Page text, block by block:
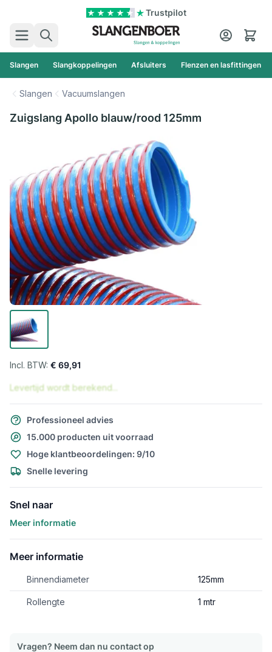
Trustpilot
Zoek
Cart
Slangen Slangkoppelingen Afsluiters Flenzen en lasfittingen
Slangen Vacuumslangen
Zuigslang Apollo blauw/rood 125mm
€ 69,91
Levertijd wordt berekend...
Professioneel advies
15.000 producten uit voorraad
Hoge klantbeoordelingen: 9/10
Snelle levering
Snel naar
Meer informatie
Meer informatie
Binnendiameter 125mm
Rollengte 1 mtr
Vragen? Neem dan nu contact op